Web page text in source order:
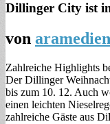
Dillinger City ist
von aramedien
Zahlreiche Highlights
Der Dillinger
bis zum 10. 12. Auch
einen leichten
zahlreiche Gäste aus